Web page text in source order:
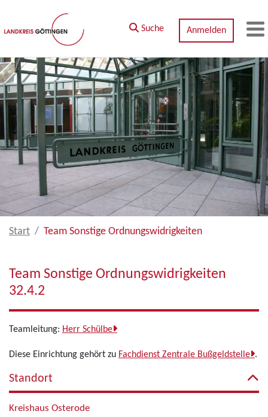
Zum Hauptinhalt springen
Suche Anmelden
Start Team Sonstige Ordnungswidrigkeiten
Team Sonstige Ordnungswidrigkeiten
32.4.2
Teamleitung: Herr Schülbe
Diese Einrichtung gehört zu Fachdienst Zentrale Bußgeldstelle .
Standort
Kreishaus Osterode